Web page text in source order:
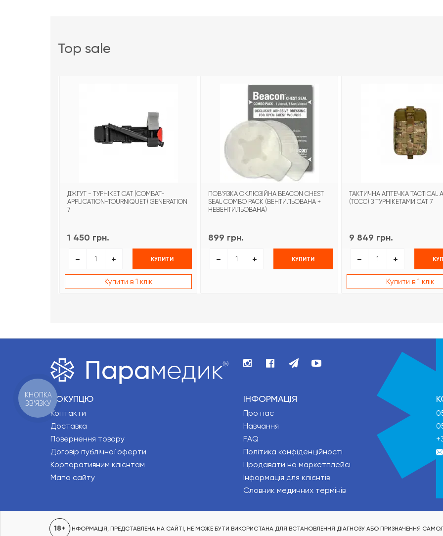
top sale
ДЖГУТ - ТУРНІКЕТ CAT (COMBAT-
APPLICATION-TOURNIQUET) GENERATION
7
1 450 грн.
КУПИТИ
Купити в 1 клік
ПОВ'ЯЗКА ОКЛЮЗІЙНА BEACON CHEST
SEAL COMBO PACK (ВЕНТИЛЬОВАНА +
НЕВЕНТИЛЬОВАНА)
899 грн.
КУПИТИ
ТАКТИЧНА АПТЕЧКА TACTICAL
(TCCC) З ТУРНІКЕТАМИ CAT 7
9 849 грн.
Купити в 1 клік
ПОКУПЦЮ
Контакти
Доставка
Повернення товару
Договір публічної оферти
Корпоративним клієнтам
Мапа сайту
ІНФОРМАЦІЯ
Про нас
Навчання
FAQ
Політика конфіденційності
Продавати на маркетплейсі
Інформація для клієнтів
Словник медичних термінів
18+ ІНФОРМАЦІЯ, ПРЕДСТАВЛЕНА НА САЙТІ, НЕ МОЖЕ БУТИ ВИКОРИСТАНА ДЛЯ ВСТАНОВЛЕННЯ ДІАГНОЗУ АБО ПРИЗНАЧЕННЯ
КНОПКА
ЗВ'ЯЗКУ